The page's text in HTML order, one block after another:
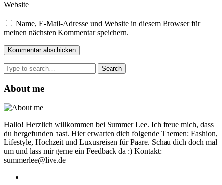
Website
Name, E-Mail-Adresse und Website in diesem Browser für
meinen nächsten Kommentar speichern.
Search
for:
About me
Hallo! Herzlich willkommen bei Summer Lee. Ich freue mich, dass
du hergefunden hast. Hier erwarten dich folgende Themen: Fashion,
Lifestyle, Hochzeit und Luxusreisen für Paare. Schau dich doch mal
um und lass mir gerne ein Feedback da :) Kontakt:
summerlee@live.de